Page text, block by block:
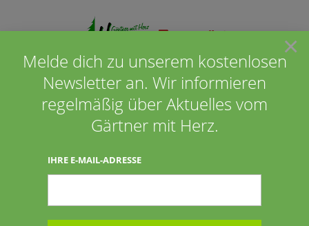
Seite wählen
Annegret und Franz
Bahlmann aus Barßel
×
Melde dich zu unserem kostenlosen
Newsletter an. Wir informieren
regelmäßig über Aktuelles vom
Gärtner mit Herz.
IHRE E-MAIL-ADRESSE